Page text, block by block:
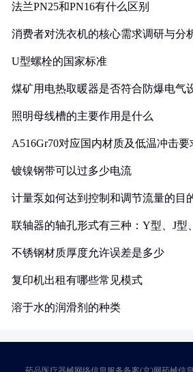
法兰PN25和PN16有什么区别
消费者对洗衣机的核心需求调研与分
U型螺栓的国家标准
煤矿用电热取暖器是否符合防爆电气
照明母线槽的主要作用是什么
A516Gr70对应国内材质及低温冲击要
镀镍钢带可以过多少电流
计量泵如何达到控制和调节流量的目
联轴器的轴孔形式有三种：Y型、J型
不锈钢材质厚度允许误差是多少
复印机出租有哪些常见模式
溶于水的润滑剂的种类